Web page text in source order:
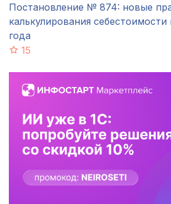
Постановление № 874: новые
калькулирования
года
15